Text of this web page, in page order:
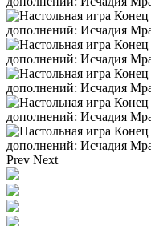
Prev Next